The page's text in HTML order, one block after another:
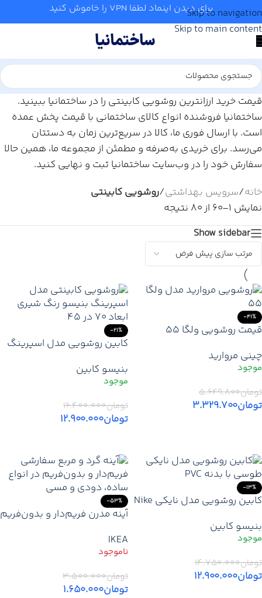
Skip to navigation
Skip to main content
برای دیدن اینماد لطفا VPN را خاموش کنید
قیمت خرید ارزانترین روشویی کابینتی را در ساختمانیا ببینید.
ساختمانیا فروشنده انواع کالای ساختمانی با قیمت پخش عمده
است. با ارسال فوری ما، کالا در سریع‌ترین زمان به دستتان
می‌رسد. برای خریدی به‌صرفه و مطمئن از مجموعه ما، همین حالا
سفارش خود را در وب‌سایت ساختمانیا ثبت و نهایی کنید.
خانه/سرویس بهداشتی/روشویی کابینتی
نمایش 1–60 از 80 نتیجه
Show sidebar
-41%
قیمت روشویی ولگا ۵۵
روکابینتی مروارید با گارانتی +
تخفیف + ارسال
چینی مروارید
تومان۵.۶۴۹.۸۰۰
تومان۳.۳۲۹.۷۰۰
-21%
کابین روشویی مدل اسپرینگ
رنگ شیری
بنیسو کابین
تومان۱۶.۴۰۰.۰۰۰
تومان۱۲.۹۰۰.۰۰۰
-13%
کابین روشویی مدل نایکی Nike
ضدآب و رنگ دلخواه
بنیسو کابین
تومان۱۴.۷۵۰.۰۰۰
تومان۱۲.۹۰۰.۰۰۰
-53%
آینه مدرن فریم‌دار و بدون‌فریم
تولید کننده مستفیم
IKEA
تومان۳.۵۰۰.۰۰۰
تومان۱.۶۵۰.۰۰۰